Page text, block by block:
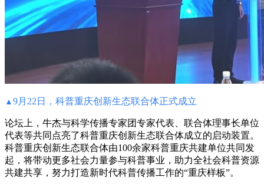
▲9月22日， 科普重庆创新生态联合体正式成立
论坛上，牛杰与科学传播专家团专家代表、联合体理事长单位
代表等共同点亮了科普重庆创新生态联合体成立的启动装置。
科普重庆创新生态联合体由100余家科普重庆共建单位共同发
起，将带动更多社会力量参与科普事业，助力全社会科普资源
共建共享，努力打造新时代科普传播工作的“重庆样板”。